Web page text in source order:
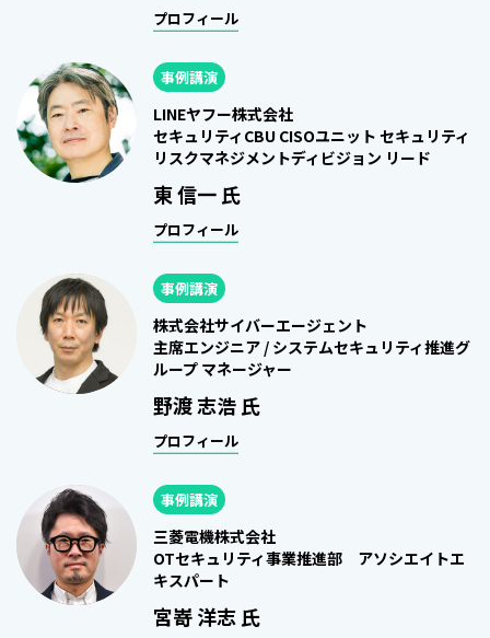
プロフィール
事例講演
LINEヤフー株式会社
セキュリティCBU CISOユニット セキュリティ
リスクマネジメントディビジョン リード
東 信一 氏
プロフィール
事例講演
株式会社サイバーエージェント
主席エンジニア / システムセキュリティ推進グ
ループ マネージャー
野渡 志浩 氏
プロフィール
事例講演
三菱電機株式会社
OTセキュリティ事業推進部 アソシエイトエ
キスパート
宮嵜 洋志 氏